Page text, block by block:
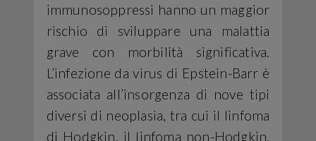
immunosoppressi hanno un maggior
rischio di sviluppare una malattia
grave con morbilità significativa.
L’infezione da virus di Epstein-Barr è
associata all’insorgenza di nove tipi
diversi di neoplasia, tra cui il linfoma
di Hodgkin, il linfoma non-Hodgkin,